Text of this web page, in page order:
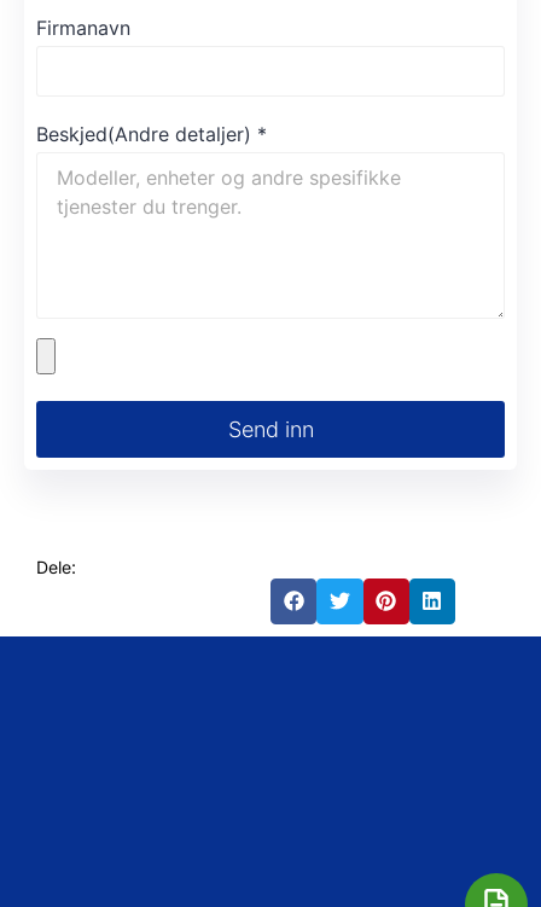
Firmanavn
Beskjed(Andre detaljer) *
Send inn
Dele: